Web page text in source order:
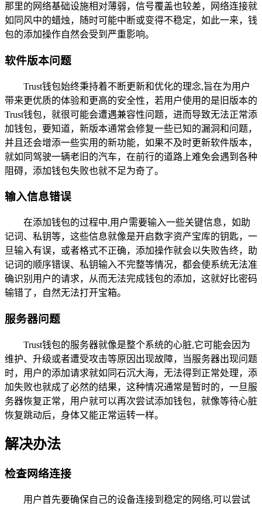
那里的网络基础设施相对薄弱，信号覆盖也较差，网络连接就
如同风中的蜡烛，随时可能中断或变得不稳定，如此一来，钱
包的添加操作自然会受到严重影响。
软件版本问题
Trust钱包始终秉持着不断更新和优化的理念,旨在为用户
带来更优质的体验和更高的安全性，若用户使用的是旧版本的
Trust钱包，就很可能会遭遇兼容性问题，进而导致无法正常添
加钱包，要知道，新版本通常会修复一些已知的漏洞和问题，
并且还会增添一些实用的新功能，如果不及时更新软件版本，
就如同驾驶一辆老旧的汽车，在前行的道路上难免会遇到各种
阻碍，添加钱包失败也就不足为奇了。
输入信息错误
在添加钱包的过程中,用户需要输入一些关键信息，如助
记词、私钥等，这些信息就像是开启数字资产宝库的钥匙，一
旦输入有误，或者格式不正确，添加操作就会以失败告终，助
记词的顺序错误、私钥输入不完整等情况，都会使系统无法准
确识别用户的请求，从而无法完成钱包的添加，这就好比密码
输错了，自然无法打开宝箱。
服务器问题
Trust钱包的服务器就像是整个系统的心脏,它可能会因为
维护、升级或者遭受攻击等原因出现故障，当服务器出现问题
时，用户的添加请求就如同石沉大海，无法得到正常处理，添
加失败也就成了必然的结果，这种情况通常是暂时的，一旦服
务器恢复正常，用户就可以再次尝试添加钱包，就像等待心脏
恢复跳动后，身体又能正常运转一样。
解决办法
检查网络连接
用户首先要确保自己的设备连接到稳定的网络,可以尝试